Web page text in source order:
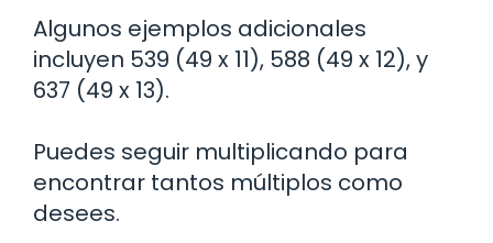
Algunos ejemplos adicionales
incluyen 539 (49 x 11), 588 (49 x 12), y
637 (49 x 13).
Puedes seguir multiplicando para
encontrar tantos múltiplos como
desees.